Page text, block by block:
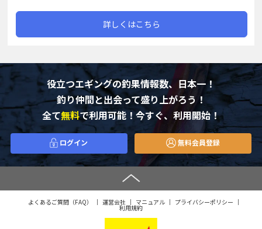
詳しくはこちら
役立つエギングの釣果情報数、日本一！
釣り仲間と出会って盛り上がろう！
全て無料で利用可能！今すぐ、利用開始！
ログイン 無料会員登録
よくあるご質問（FAQ） 運営会社 マニュアル プライバシーポリシー
利用規約